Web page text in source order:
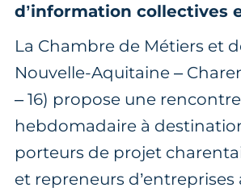
d’information collectives
La Chambre de Métiers et
Nouvelle-Aquitaine –
– 16) propose une rencontre
hebdomadaire à
porteurs de projet
et repreneurs d’entreprises